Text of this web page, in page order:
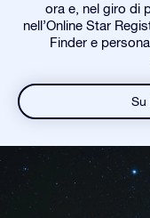
ora e, nel giro di
nell’Online Star
Finder e
Su